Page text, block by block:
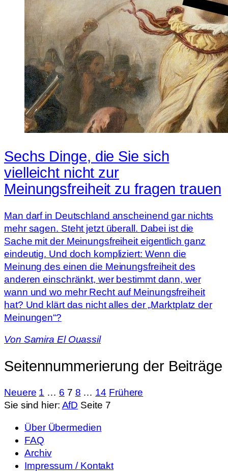
Sechs Dinge, die Sie sich
vielleicht nicht zur
Meinungsfreiheit zu fragen trauen
Man darf in Deutschland anscheinend gar nichts
mehr sagen. Steht jetzt überall. Dabei ist die
Sache mit der Meinungsfreiheit eigentlich ganz
eindeutig. Und doch kompliziert: Wenn die
Meinung des einen die Meinungsfreiheit des
anderen einschränkt, wer bestimmt dann, wer
wann und wo mehr Recht auf Meinungsfreiheit
hat? Und klärt das nicht alles der „Marktplatz der
Meinungen“?
Von Samira El Ouassil
Seitennummerierung der Beiträge
Neuere 1 … 6 7 8 … 14 Frühere
Sie sind hier: AfD Seite 7
Über Übermedien
FAQ
Archiv
Impressum / Kontakt